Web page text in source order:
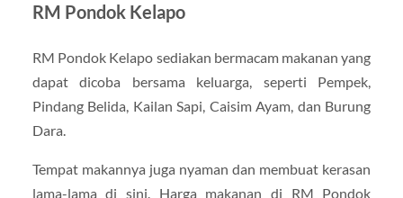
RM Pondok Kelapo
RM Pondok Kelapo sediakan bermacam makanan yang
dapat dicoba bersama keluarga, seperti Pempek,
Pindang Belida, Kailan Sapi, Caisim Ayam, dan Burung
Dara.
Tempat makannya juga nyaman dan membuat kerasan
lama-lama di sini. Harga makanan di RM Pondok